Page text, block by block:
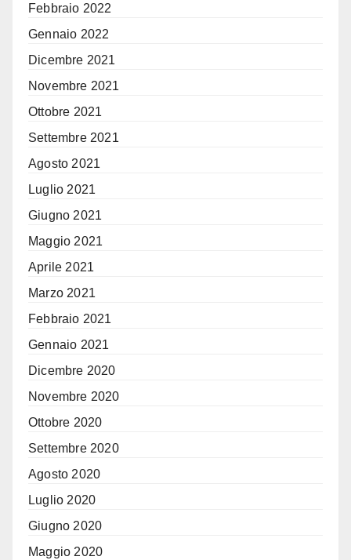
Febbraio 2022
Gennaio 2022
Dicembre 2021
Novembre 2021
Ottobre 2021
Settembre 2021
Agosto 2021
Luglio 2021
Giugno 2021
Maggio 2021
Aprile 2021
Marzo 2021
Febbraio 2021
Gennaio 2021
Dicembre 2020
Novembre 2020
Ottobre 2020
Settembre 2020
Agosto 2020
Luglio 2020
Giugno 2020
Maggio 2020